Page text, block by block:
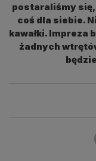
postaraliśmy się,
coś dla siebie.
kawałki. Impreza
żadnych